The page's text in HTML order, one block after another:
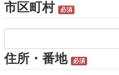
市区町村 必須
住所・番地 必須